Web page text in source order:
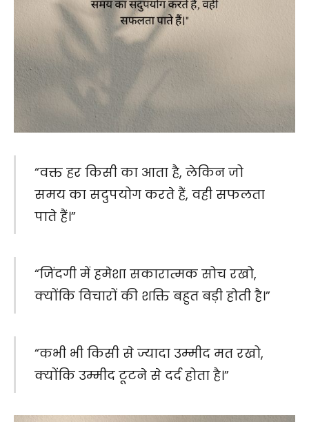
“वक्त हर किसी का आता है, लेकिन जो
समय का सदुपयोग करते हैं, वही सफलता
पाते हैं।”
“जिंदगी में हमेशा सकारात्मक सोच रखो,
क्योंकि विचारों की शक्ति बहुत बड़ी होती है।”
“कभी भी किसी से ज्यादा उम्मीद मत रखो,
क्योंकि उम्मीद टूटने से दर्द होता है।”